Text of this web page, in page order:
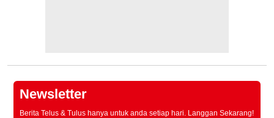
Newsletter
Berita Telus & Tulus hanya untuk anda setiap hari. Langgan Sekarang!